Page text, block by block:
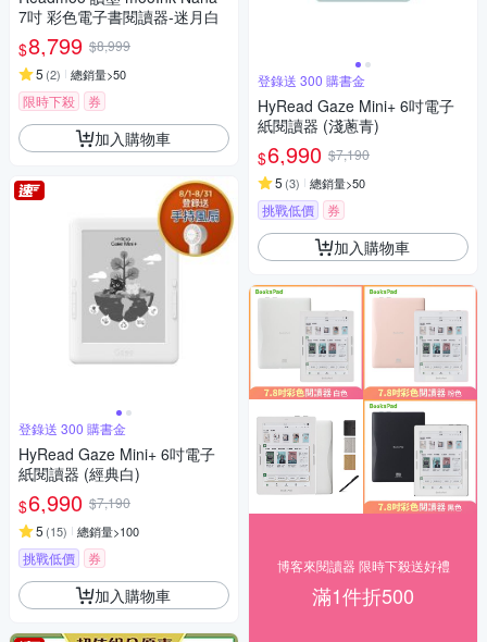
7吋 彩色電子書閱讀器-迷月白
$8,799 $8,999
5 (2) 總銷量>50
限時下殺 券
加入購物車
登錄送 300 購書金
HyRead Gaze Mini+ 6吋電子
紙閱讀器 (經典白)
$6,990 $7,190
5 (15) 總銷量>100
挑戰低價 券
加入購物車
登錄送 300 購書金
HyRead Gaze Mini+ 6吋電子
紙閱讀器 (淺蔥青)
$6,990 $7,190
5 (3) 總銷量>50
挑戰低價 券
加入購物車
博客來閱讀器 限時下殺送好禮
滿1件折500